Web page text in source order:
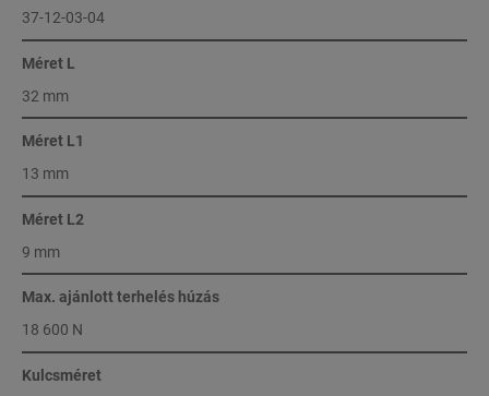
37-12-03-04
Méret L
32 mm
Méret L1
13 mm
Méret L2
9 mm
Max. ajánlott terhelés húzás
18 600 N
Kulcsméret